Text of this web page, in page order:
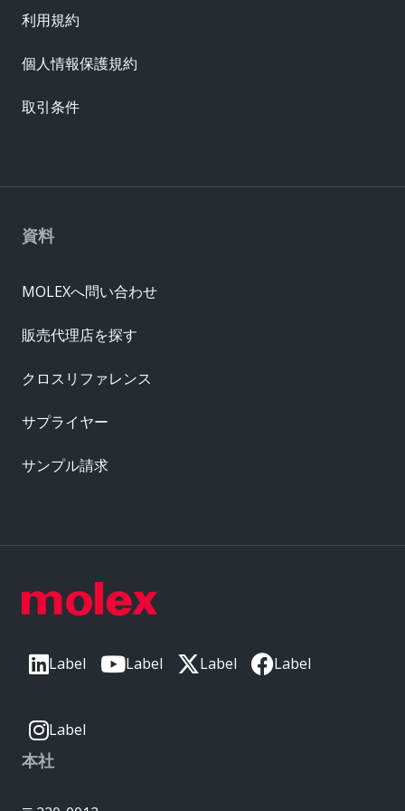
Label Label Label Label
Label
本社
資料
MOLEXへ問い合わせ
販売代理店を探す
クロスリファレンス
サプライヤー
サンプル請求
利用規約
個人情報保護規約
取引条件